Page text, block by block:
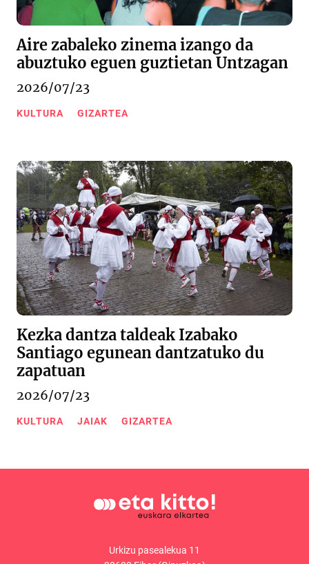
Aire zabaleko zinema izango da
abuztuko eguen guztietan Untzagan
2026/07/23
KULTURA GIZARTEA
Kezka dantza taldeak Izabako
Santiago egunean dantzatuko du
zapatuan
2026/07/23
KULTURA JAIAK GIZARTEA
Urkizu pasealekua 11